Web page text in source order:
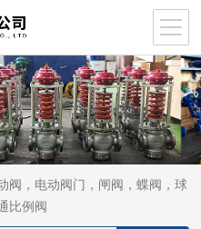
阀，电动阀门，闸阀，蝶阀，球
比例阀